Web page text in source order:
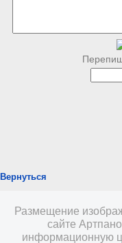
Вернуться
Размещение
сайте
информационную